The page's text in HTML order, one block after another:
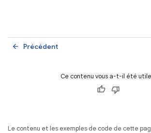
Précédent
arrow_back
Ce contenu vous a-t-il été
Le contenu et les exemples de code de cette